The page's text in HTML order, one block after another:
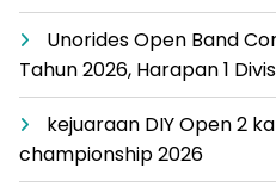
Unorides Open Band
Tahun 2026, Harapan 1
kejuaraan DIY Open 2
championship 2026